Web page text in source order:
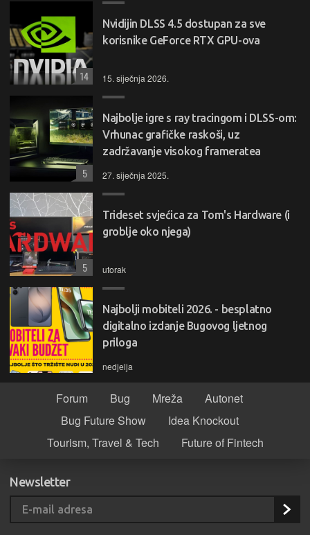
Nvidijin DLSS 4.5 dostupan za sve
korisnike GeForce RTX GPU-ova
15. siječnja 2026.
14
Najbolje igre s ray tracingom i DLSS-om:
Vrhunac grafičke raskoši, uz
zadržavanje visokog frameratea
27. siječnja 2025.
5
Trideset svjećica za Tom's Hardware (i
groblje oko njega)
utorak
5
Najbolji mobiteli 2026. - besplatno
digitalno izdanje Bugovog ljetnog
priloga
nedjelja
Forum Bug Mreža
Autonet
Bug Future Show
Idea Knockout
Tourism, Travel & Tech
Future of Fintech
Newsletter